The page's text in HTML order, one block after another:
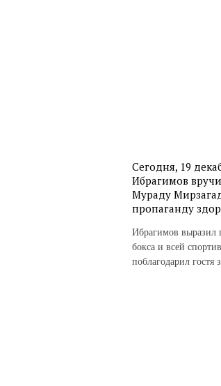
Сегодня, 19
Ибрагимов
Мураду
пропаганду
Ибрагимов выразил
бокса и всей
поблагодарил гостя